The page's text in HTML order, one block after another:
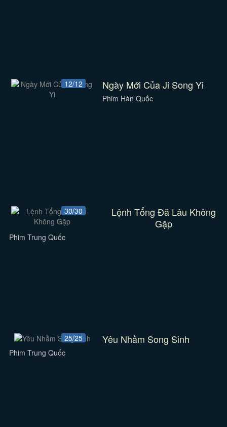
12/12 Ngày Mới Của Ji Song Yi
Phim Hàn Quốc
30/30
Lệnh Tổng Đã Lâu Không
Gặp
Phim Trung Quốc
25/25 Yêu Nhầm Song Sinh
Phim Trung Quốc